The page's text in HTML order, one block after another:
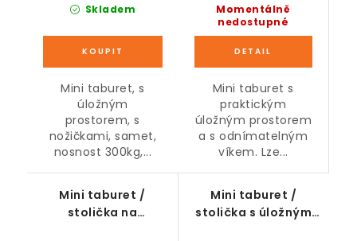
Skladem
Mini taburet, s
úložným
prostorem, s
nožičkami, samet,
nosnost 300kg,...
Momentálně
nedostupné
Mini taburet s
praktickým
úložným prostorem
a s odnímatelným
víkem. Lze...
Mini taburet /
stolička na
Mini taburet /
stolička s úložným